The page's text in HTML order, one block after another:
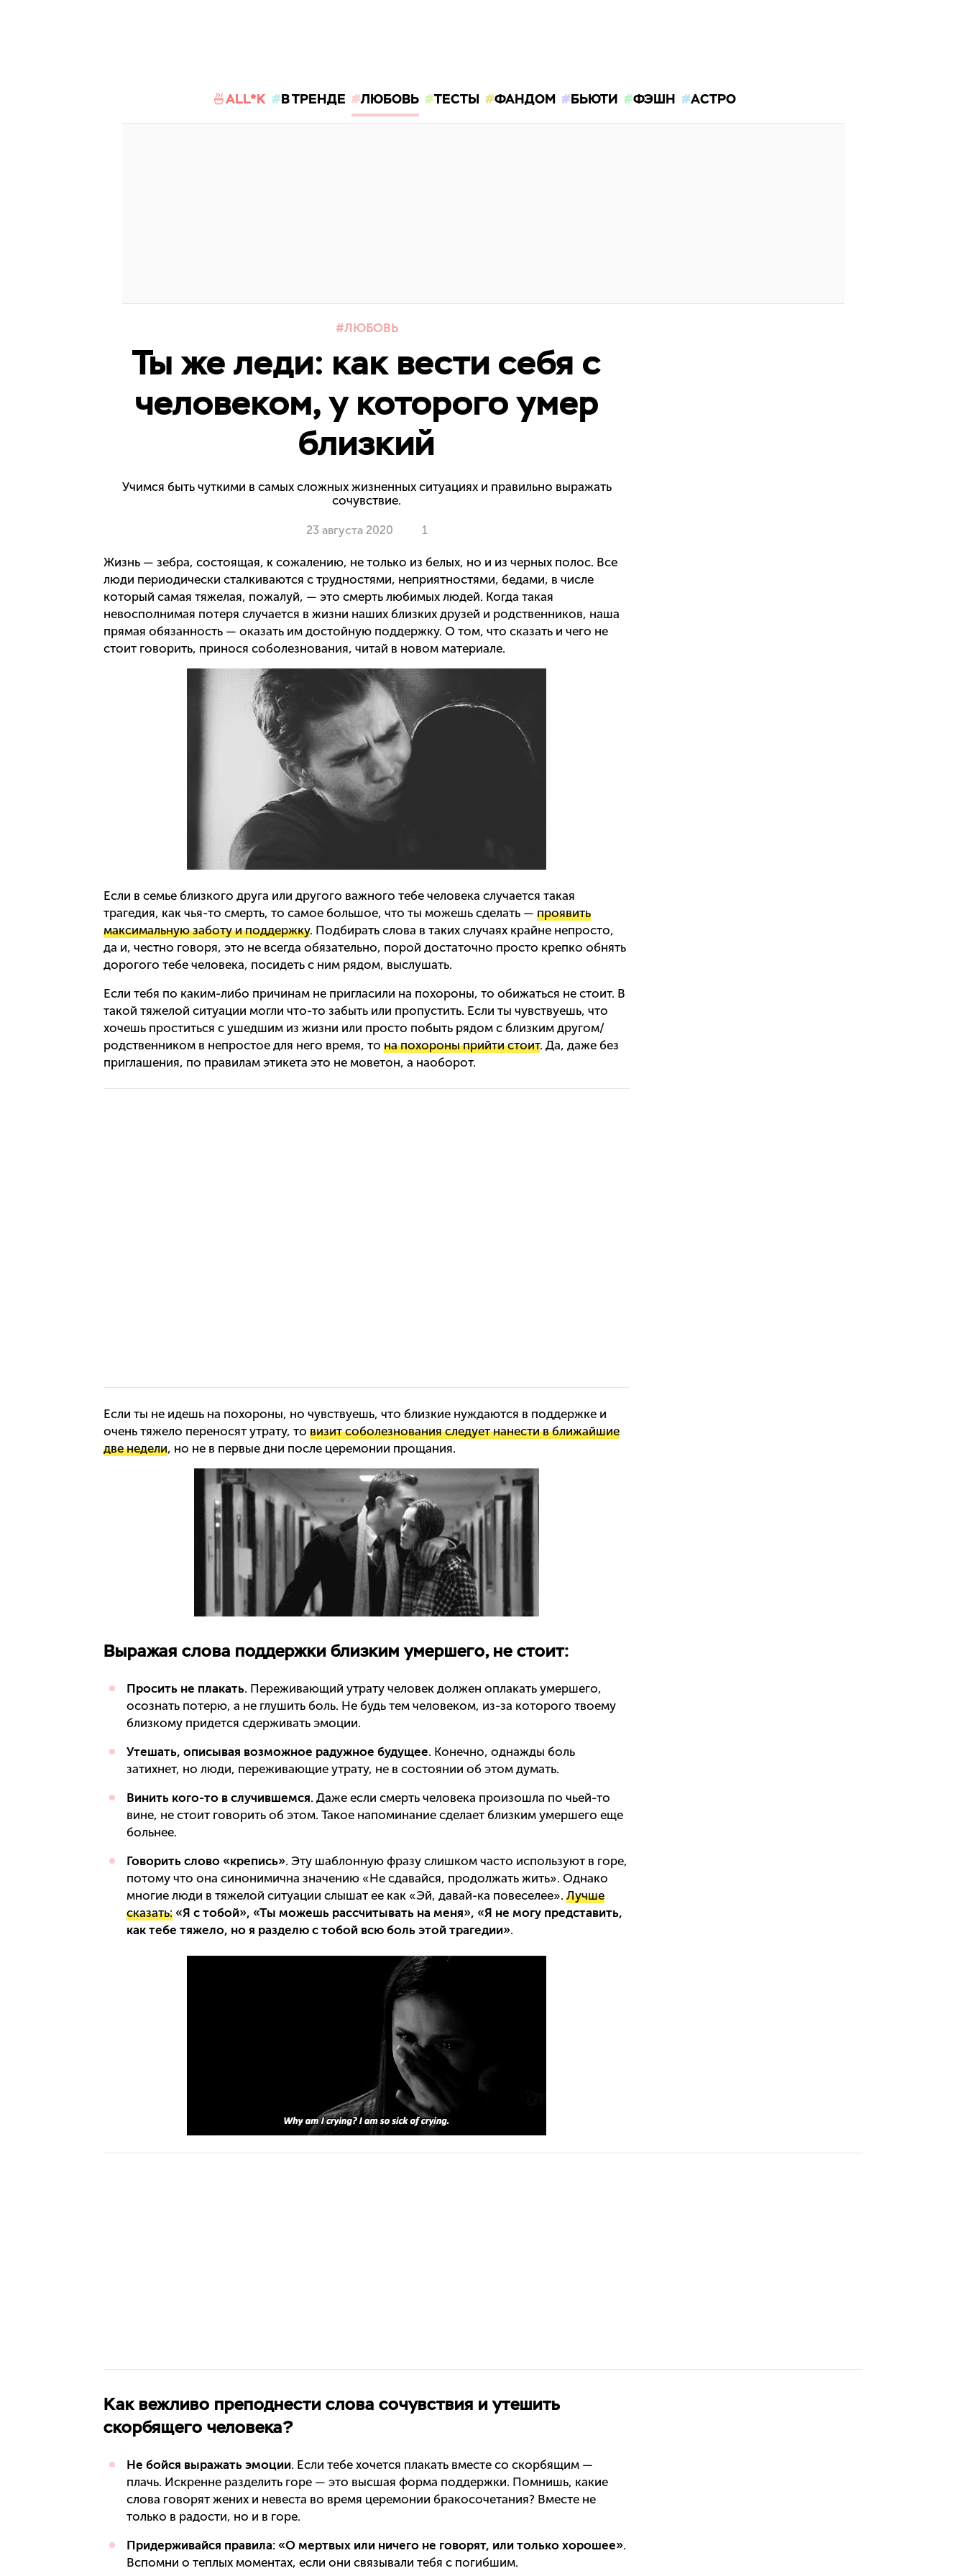
🍜ALL*K В ТРЕНДЕ ЛЮБОВЬ ТЕСТЫ ФАНДОМ БЬЮТИ ФЭШН АСТРО
ЛЮБОВЬ
Ты же леди: как вести себя с
человеком, у которого умер
близкий
Учимся быть чуткими в самых сложных жизненных ситуациях и правильно выражать
сочувствие.
23 августа 2020 1
Жизнь — зебра, состоящая, к сожалению, не только из белых, но и из черных полос. Все
люди периодически сталкиваются с трудностями, неприятностями, бедами, в числе
который самая тяжелая, пожалуй, — это смерть любимых людей. Когда такая
невосполнимая потеря случается в жизни наших близких друзей и родственников, наша
прямая обязанность — оказать им достойную поддержку. О том, что сказать и чего не
стоит говорить, принося соболезнования, читай в новом материале.
Если в семье близкого друга или другого важного тебе человека случается такая
трагедия, как чья-то смерть, то самое большое, что ты можешь сделать — проявить
максимальную заботу и поддержку. Подбирать слова в таких случаях крайне непросто,
да и, честно говоря, это не всегда обязательно, порой достаточно просто крепко обнять
дорогого тебе человека, посидеть с ним рядом, выслушать.
Если тебя по каким-либо причинам не пригласили на похороны, то обижаться не стоит. В
такой тяжелой ситуации могли что-то забыть или пропустить. Если ты чувствуешь, что
хочешь проститься с ушедшим из жизни или просто побыть рядом с близким другом/
родственником в непростое для него время, то на похороны прийти стоит. Да, даже без
приглашения, по правилам этикета это не моветон, а наоборот.
Если ты не идешь на похороны, но чувствуешь, что близкие нуждаются в поддержке и
очень тяжело переносят утрату, то визит соболезнования следует нанести в ближайшие
две недели, но не в первые дни после церемонии прощания.
Выражая слова поддержки близким умершего, не стоит:
Просить не плакать. Переживающий утрату человек должен оплакать умершего,
осознать потерю, а не глушить боль. Не будь тем человеком, из-за которого твоему
близкому придется сдерживать эмоции.
Утешать, описывая возможное радужное будущее. Конечно, однажды боль
затихнет, но люди, переживающие утрату, не в состоянии об этом думать.
Винить кого-то в случившемся. Даже если смерть человека произошла по чьей-то
вине, не стоит говорить об этом. Такое напоминание сделает близким умершего еще
больнее.
Говорить слово «крепись». Эту шаблонную фразу слишком часто используют в горе,
потому что она синонимична значению «Не сдавайся, продолжать жить». Однако
многие люди в тяжелой ситуации слышат ее как «Эй, давай-ка повеселее». Лучше
сказать: «Я с тобой», «Ты можешь рассчитывать на меня», «Я не могу представить,
как тебе тяжело, но я разделю с тобой всю боль этой трагедии».
Как вежливо преподнести слова сочувствия и утешить
скорбящего человека?
Не бойся выражать эмоции. Если тебе хочется плакать вместе со скорбящим —
плачь. Искренне разделить горе — это высшая форма поддержки. Помнишь, какие
слова говорят жених и невеста во время церемонии бракосочетания? Вместе не
только в радости, но и в горе.
Придерживайся правила: «О мертвых или ничего не говорят, или только хорошее».
Вспомни о теплых моментах, если они связывали тебя с погибшим.